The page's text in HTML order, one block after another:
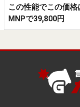
この性能でこの価
MNPで39,800円